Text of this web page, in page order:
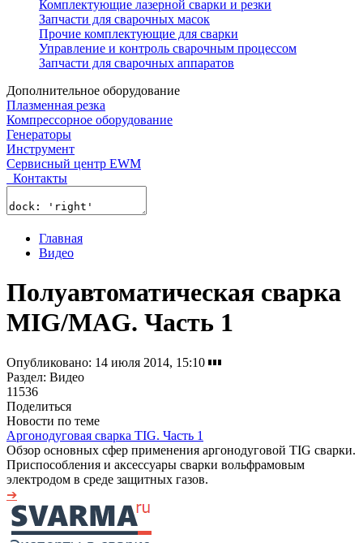
Комплектующие лазерной сварки и резки
Запчасти для сварочных масок
Прочие комплектующие для сварки
Управление и контроль сварочным процессом
Запчасти для сварочных аппаратов
Дополнительное оборудование
Плазменная резка
Компрессорное оборудование
Генераторы
Инструмент
Сервисный центр EWM
Контакты
Главная
Видео
Полуавтоматическая сварка
MIG/MAG. Часть 1
Опубликовано: 14 июля 2014, 15:10
Раздел: Видео
11536
Поделиться
Новости по теме
Аргонодуговая сварка TIG. Часть 1
Обзор основных сфер применения аргонодуговой TIG сварки.
Приспособления и аксессуары сварки вольфрамовым
электродом в среде защитных газов.
➔